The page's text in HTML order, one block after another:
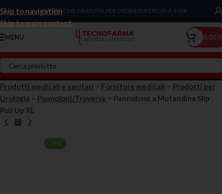
Skip to navigation
Skip to main content
Chiama Ora!SPEDIZIONE GRATUITA PER ORDINI SUPERIORI A 100€
MENU 0,00€
Prodotti medicali e sanitari > Forniture medicali > Prodotti per
Urologia > Pannoloni/Traverse > Pannolone a Mutandina Slip
Pull Up XL
-35%